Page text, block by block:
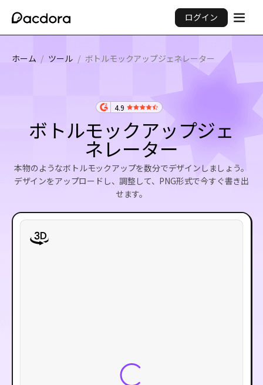
ログイン
ホーム / ツール / ボトルモックアップジェネレーター
4.9
ボトルモックアップジェ
ネレーター
本物のようなボトルモックアップを数分でデザインしましょう。
デザインをアップロードし、調整して、PNG形式で今すぐ書き出
せます。